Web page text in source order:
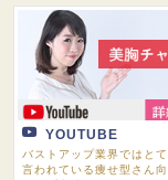
YOUTUBE
バストアップ業界ではと
言われている痩せ型さん